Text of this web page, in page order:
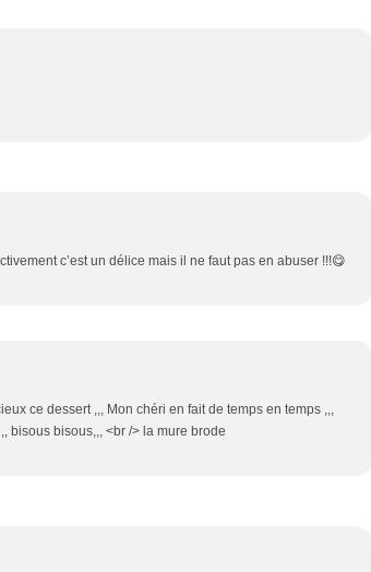
c’est un délice mais il ne faut pas en abuser !!!😋
ce dessert ,,, Mon chéri en fait de temps en temps ,,,
bisous bisous,,, <br /> la mure brode